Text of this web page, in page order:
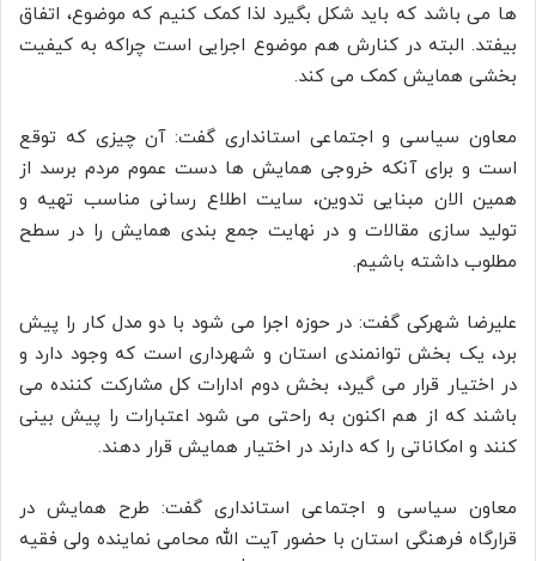
ها می باشد که باید شکل بگیرد لذا کمک کنیم که موضوع، اتفاق
بیفتد. البته در کنارش هم موضوع اجرایی است چراکه به کیفیت
بخشی همایش کمک می کند.
معاون سیاسی و اجتماعی استانداری گفت: آن چیزی که توقع
است و برای آنکه خروجی همایش ها دست عموم مردم برسد از
همین الان مبنایی تدوین، سایت اطلاع رسانی مناسب تهیه و
تولید سازی مقالات و در نهایت جمع بندی همایش را در سطح
مطلوب داشته باشیم.
علیرضا شهرکی گفت: در حوزه اجرا می شود با دو مدل کار را پیش
برد، یک بخش توانمندی استان و شهرداری است که وجود دارد و
در اختیار قرار می گیرد، بخش دوم ادارات کل مشارکت کننده می
باشند که از هم اکنون به راحتی می شود اعتبارات را پیش بینی
کنند و امکاناتی را که دارند در اختیار همایش قرار دهند.
معاون سیاسی و اجتماعی استانداری گفت: طرح همایش در
قرارگاه فرهنگی استان با حضور آیت الله محامی نماینده ولی فقیه